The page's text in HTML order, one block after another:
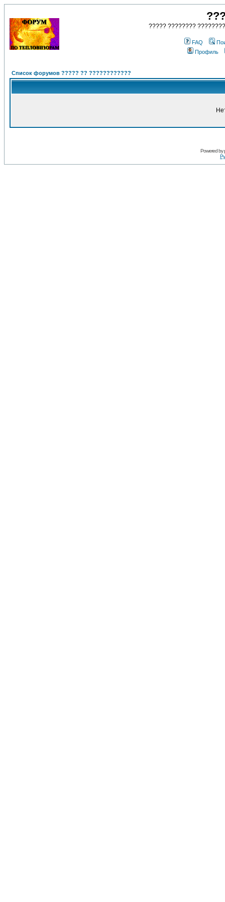
????? ????????
FAQ
Профиль
Список форумов ????? ?? ????????????
Powered by